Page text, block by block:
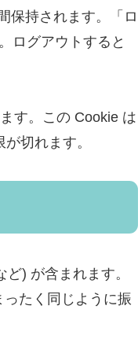
保持されます。「ロ
ログアウトすると
す。この Cookie は
切れます。
) が含まれます。
たく同じように振